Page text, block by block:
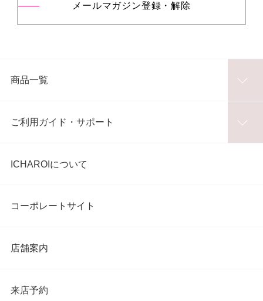
メールマガジン登録・解除
商品一覧
ご利用ガイド・サポート
ICHAROIについて
コーポレートサイト
店舗案内
来店予約